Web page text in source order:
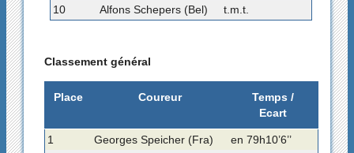
10
Alfons Schepers (Bel) t.m.t.
Classement général
Place Coureur
Temps /
Ecart
1 Georges Speicher (Fra)
en 79h10’6’’